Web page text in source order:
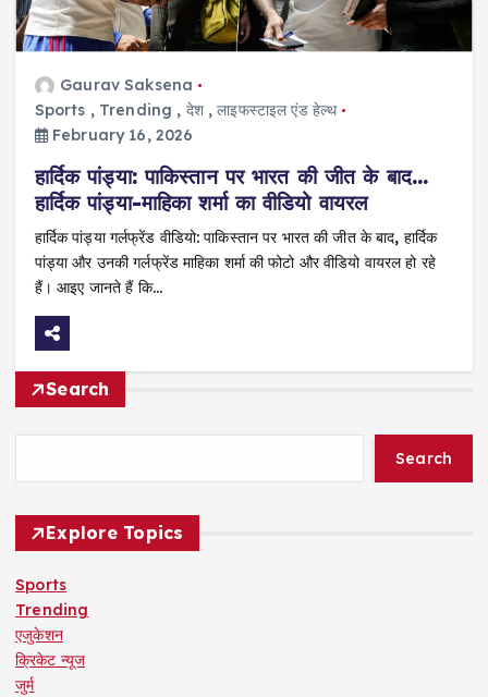
Gaurav Saksena
Sports , Trending , देश,लाइफस्टाइल एंड हेल्थ
February 16, 2026
हार्दिक पांड्या: पाकिस्तान पर भारत की जीत के बाद…
हार्दिक पांड्या-माहिका शर्मा का वीडियो वायरल
हार्दिक पांड्या गर्लफ्रेंड वीडियो: पाकिस्तान पर भारत की जीत के बाद, हार्दिक
पांड्या और उनकी गर्लफ्रेंड माहिका शर्मा की फोटो और वीडियो वायरल हो रहे
हैं। आइए जानते हैं कि…
Search
Search
Explore Topics
Sports
Trending
एजुकेशन
क्रिकेट न्यूज
जुर्म